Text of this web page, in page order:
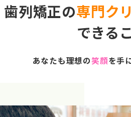
歯列矯正の専門ク
できる
あなたも理想の笑顔を手